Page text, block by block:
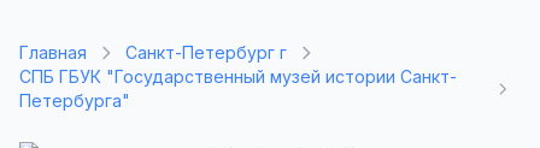
Главная
Санкт-Петербург г
СПБ ГБУК "Государственный музей истории Санкт-
Петербурга"